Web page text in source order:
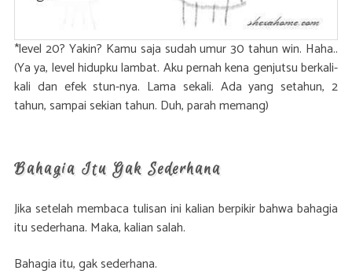
*level 20? Yakin? Kamu saja sudah umur 30 tahun win. Haha..
(Ya ya, level hidupku lambat. Aku pernah kena genjutsu berkali-
kali dan efek stun-nya. Lama sekali. Ada yang setahun, 2
tahun, sampai sekian tahun. Duh, parah memang)
Bahagia Itu Gak Sederhana
Jika setelah membaca tulisan ini kalian berpikir bahwa bahagia
itu sederhana. Maka, kalian salah.
Bahagia itu, gak sederhana.